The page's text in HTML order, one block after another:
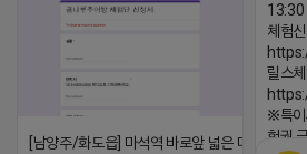
13:30
체험
릴스
※특이
험권
[남양주/화도읍] 마석역 바로앞 넓은 매장과, 프